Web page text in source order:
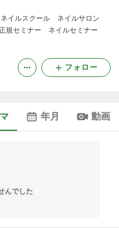
ルスクール ネイルサロン
規セミナー ネイルセミナー
フォロー
年月 動画
んでした